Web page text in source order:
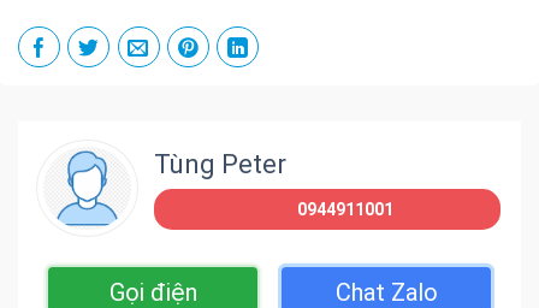
Tùng Peter
0944911001
Gọi điện Chat Zalo